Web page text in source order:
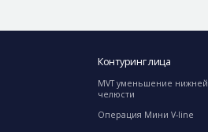
Контуринг лица
MVT уменьшение нижней
челюсти
Операция Мини V-line